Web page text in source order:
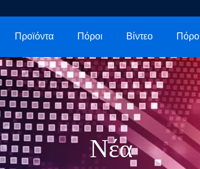
Προϊόντα Πόροι Βίντεο
Νέα